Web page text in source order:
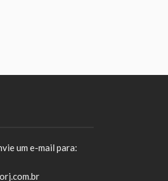
um e-mail para: